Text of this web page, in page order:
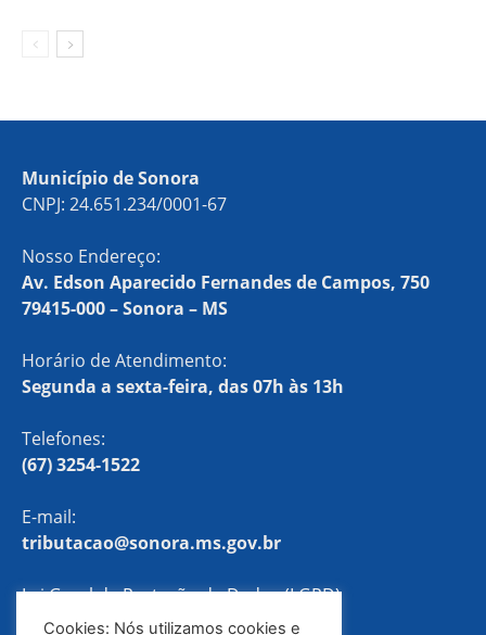
Município de Sonora
CNPJ: 24.651.234/0001-67
Nosso Endereço:
Av. Edson Aparecido Fernandes de Campos, 750
79415-000 – Sonora – MS
Horário de Atendimento:
Segunda a sexta-feira, das 07h às 13h
Telefones:
(67) 3254-1522
E-mail:
tributacao@sonora.ms.gov.br
Lei Geral de Proteção de Dados (LGPD)
Cookies: Nós utilizamos cookies e